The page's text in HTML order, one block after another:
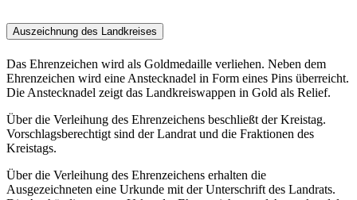
Auszeichnung des Landkreises
Das Ehrenzeichen wird als Goldmedaille verliehen. Neben dem
Ehrenzeichen wird eine Anstecknadel in Form eines Pins überreicht.
Die Anstecknadel zeigt das Landkreiswappen in Gold als Relief.
Über die Verleihung des Ehrenzeichens beschließt der Kreistag.
Vorschlagsberechtigt sind der Landrat und die Fraktionen des
Kreistags.
Über die Verleihung des Ehrenzeichens erhalten die
Ausgezeichneten eine Urkunde mit der Unterschrift des Landrats.